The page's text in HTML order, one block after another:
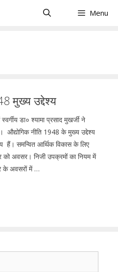
Menu
मुख्य उद्देश्य
डा० श्यामा प्रसाद मुखर्जी ने
औद्योगिक नीति 1948 के मुख्य उद्देश्य
हैं। समन्वित आर्थिक विकास के लिए
को अवसर। निजी उपक्रमों का नियम में
के अवसरों में …